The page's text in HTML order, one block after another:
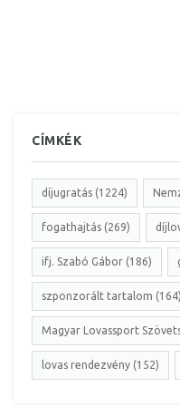
CÍMKÉK
díjugratás (1224)
fogathajtás (269)
ifj. Szabó Gábor (186)
szponzorált tartalom (164)
Magyar Lovassport
lovas rendezvény (152)